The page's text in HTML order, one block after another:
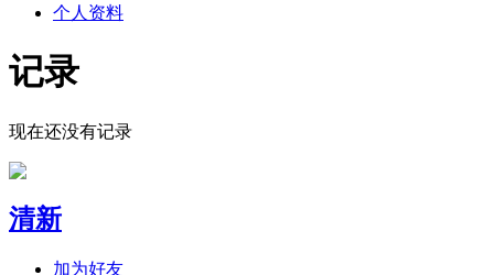
个人资料
记录
现在还没有记录
清新
加为好友